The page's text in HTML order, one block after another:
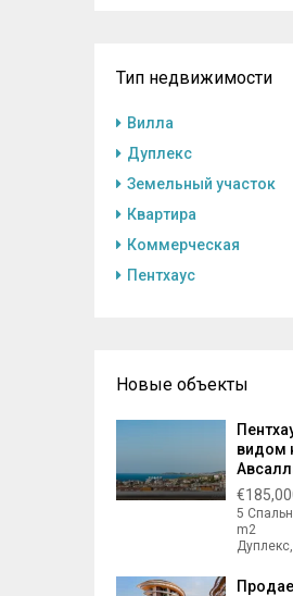
Тип недвижимости
Вилла
Дуплекс
Земельный участок
Квартира
Коммерческая
Пентхаус
Новые объекты
видом
5
m2